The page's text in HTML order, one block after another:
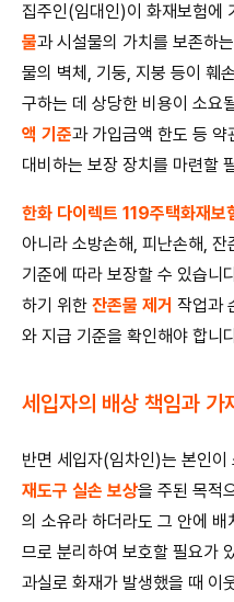
집주인(임대인)이 화재보험에
물과 시설물의 가치를 보존하
물의 벽체, 기둥, 지붕 등이 훼
구하는 데 상당한 비용이 소요
액 기준과 가입금액 한도 등 약
대비하는 보장 장치를 마련할
한화 다이렉트 119주택화재보
아니라 소방손해, 피난손해,
기준에 따라 보장할 수 있습니
하기 위한 잔존물 제거 작업과
와 지급 기준을 확인해야 합니
세입자의 배상 책임과 가
반면 세입자(임차인)는 본인
재도구 실손 보상을 주된 목적
의 소유라 하더라도 그 안에 배
므로 분리하여 보호할 필요가
과실로 화재가 발생했을 때 이